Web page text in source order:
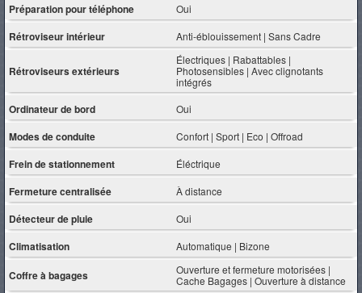
Préparation pour téléphone Oui
Rétroviseur intérieur Anti-éblouissement | Sans Cadre
Rétroviseurs extérieurs
Électriques | Rabattables |
Photosensibles | Avec clignotants
intégrés
Ordinateur de bord Oui
Modes de conduite Confort | Sport | Eco | Offroad
Frein de stationnement Éléctrique
Fermeture centralisée À distance
Détecteur de pluie Oui
Climatisation Automatique | Bizone
Coffre à bagages
Ouverture et fermeture motorisées |
Cache Bagages | Ouverture à distance